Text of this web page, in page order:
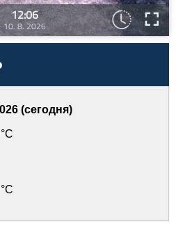
12:06
10. 8. 2026
(сегодня)